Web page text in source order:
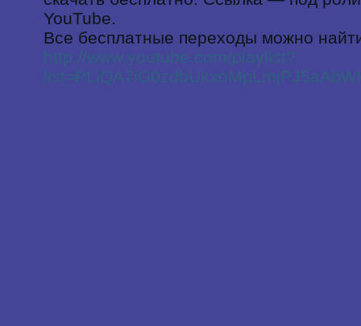
YouTube.
Все бесплатные переходы можно
http://www.youtube.com/playlist?